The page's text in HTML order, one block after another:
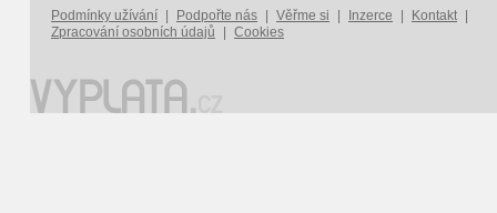
Podmínky užívání Podpořte nás Věřme si Inzerce Kontakt
Zpracování osobních údajů
Cookies